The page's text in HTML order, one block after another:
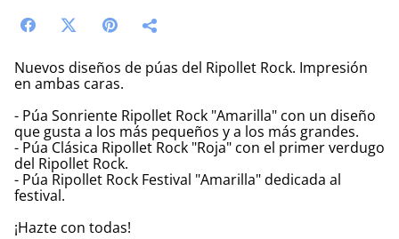
Nuevos diseños de púas del Ripollet Rock. Impresión
en ambas caras.
- Púa Sonriente Ripollet Rock "Amarilla" con un diseño
que gusta a los más pequeños y a los más grandes.
- Púa Clásica Ripollet Rock "Roja" con el primer verdugo
del Ripollet Rock.
- Púa Ripollet Rock Festival "Amarilla" dedicada al
festival.
¡Hazte con todas!